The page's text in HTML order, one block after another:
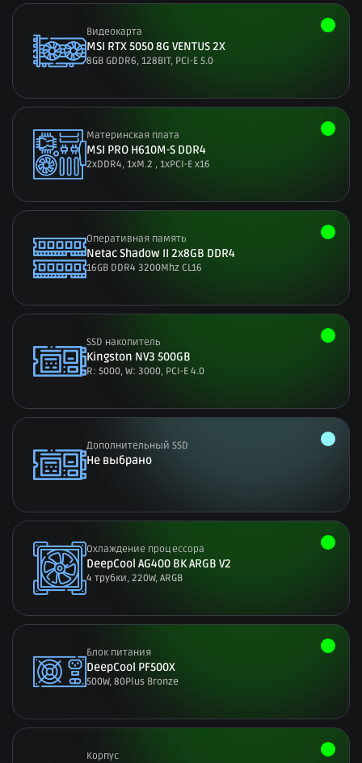
Корпус
Видеокарта
MSI RTX 5050 8G VENTUS 2X
8GB GDDR6, 128BIT, PCI-E 5.0
Материнская плата
MSI PRO H610M-S DDR4
2xDDR4, 1xM.2 , 1xPCI-E x16
Оперативная память
Netac Shadow II 2x8GB DDR4
16GB DDR4 3200Mhz CL16
SSD накопитель
Kingston NV3 500GB
R: 5000, W: 3000, PCI-E 4.0
Охлаждение процессора
DeepCool AG400 BK ARGB V2
4 трубки, 220W, ARGB
Блок питания
DeepCool PF500X
500W, 80Plus Bronze
Дополнительный SSD
Не выбрано